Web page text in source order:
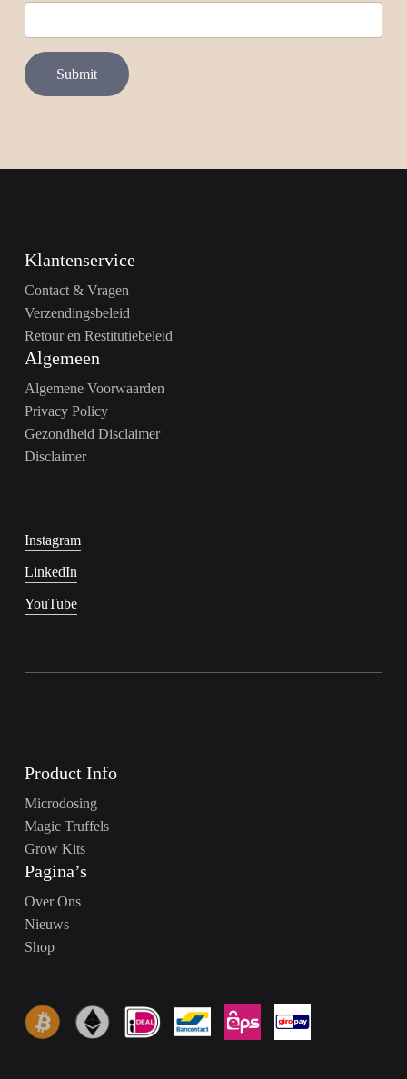
Klantenservice
Contact & Vragen
Verzendingsbeleid
Retour en Restitutiebeleid
Algemeen
Algemene Voorwaarden
Privacy Policy
Gezondheid Disclaimer
Disclaimer
Instagram
LinkedIn
YouTube
Product Info
Microdosing
Magic Truffels
Grow Kits
Pagina’s
Over Ons
Nieuws
Shop